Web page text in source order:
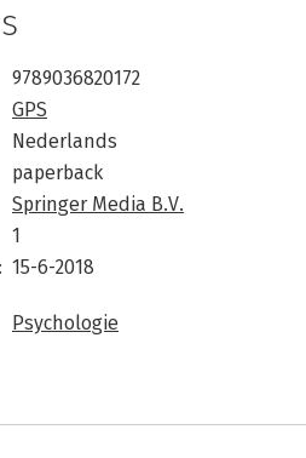
9789036820172
GPS
Nederlands
paperback
Springer Media B.V.
1
15-6-2018
Psychologie